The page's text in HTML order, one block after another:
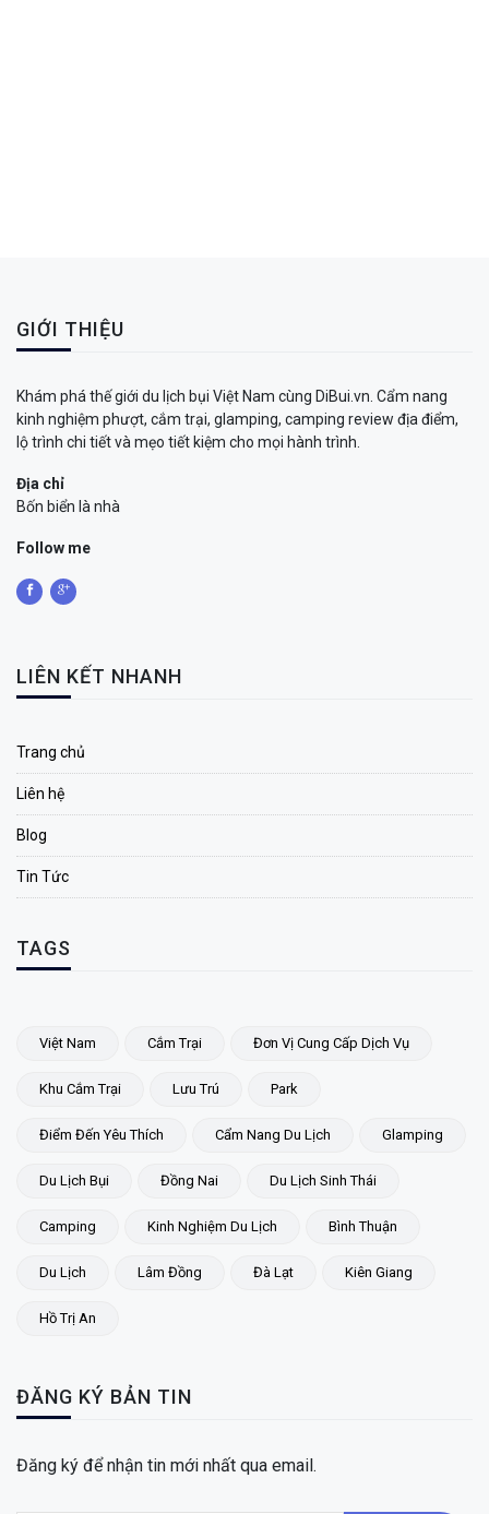
GIỚI THIỆU
Khám phá thế giới du lịch bụi Việt Nam cùng DiBui.vn. Cẩm nang
kinh nghiệm phượt, cắm trại, glamping, camping review địa điểm,
lộ trình chi tiết và mẹo tiết kiệm cho mọi hành trình.
Địa chỉ
Bốn biển là nhà
Follow me
LIÊN KẾT NHANH
Trang chủ
Liên hệ
Blog
Tin Tức
TAGS
Việt Nam Cắm Trại Đơn Vị Cung Cấp Dịch Vụ
Khu Cắm Trại Lưu Trú Park
Điểm Đến Yêu Thích Cẩm Nang Du Lịch Glamping
Du Lịch Bụi Đồng Nai Du Lịch Sinh Thái
Camping Kinh Nghiệm Du Lịch Bình Thuận
Du Lịch Lâm Đồng Đà Lạt Kiên Giang
Hồ Trị An
ĐĂNG KÝ BẢN TIN
Đăng ký để nhận tin mới nhất qua email.